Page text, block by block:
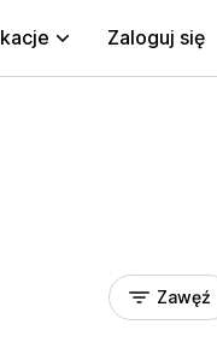
Zaloguj się
Zawęź